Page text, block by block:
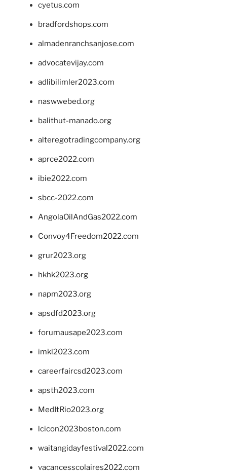
cyetus.com
bradfordshops.com
almadenranchsanjose.com
advocatevijay.com
adlibilimler2023.com
naswwebed.org
balithut-manado.org
alteregotradingcompany.org
aprce2022.com
ibie2022.com
sbcc-2022.com
AngolaOilAndGas2022.com
Convoy4Freedom2022.com
grur2023.org
hkhk2023.org
napm2023.org
apsdfd2023.org
forumausape2023.com
imkl2023.com
careerfaircsd2023.com
apsth2023.com
MedItRio2023.org
lcicon2023boston.com
waitangidayfestival2022.com
vacancesscolaires2022.com